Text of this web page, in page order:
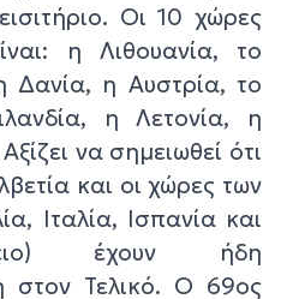
Οι 10 χώρες
η Λιθουανία, το
Δανία, η Αυστρία, το
η Λετονία, η
να σημειωθεί ότι
και οι χώρες των
Ιταλία, Ισπανία και
έχουν ήδη
στον Τελικό. Ο 69ος